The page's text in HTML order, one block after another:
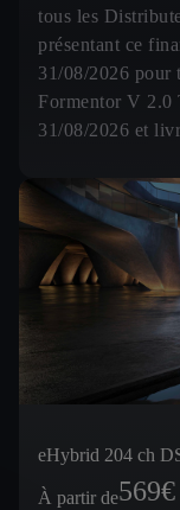
tous les
présentant ce
31/08/2026 pour
Formentor V 2.0
31/08/2026 et
eHybrid 204 ch
À partir de569